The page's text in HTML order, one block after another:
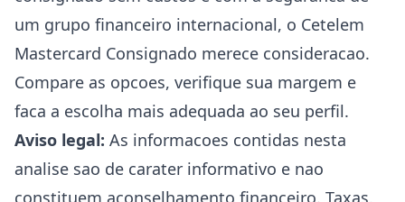
um grupo financeiro internacional, o Cetelem
Mastercard Consignado merece consideracao.
Compare as opcoes, verifique sua margem e
faca a escolha mais adequada ao seu perfil.
Aviso legal: As informacoes contidas nesta
analise sao de carater informativo e nao
constituem aconselhamento financeiro. Taxas,